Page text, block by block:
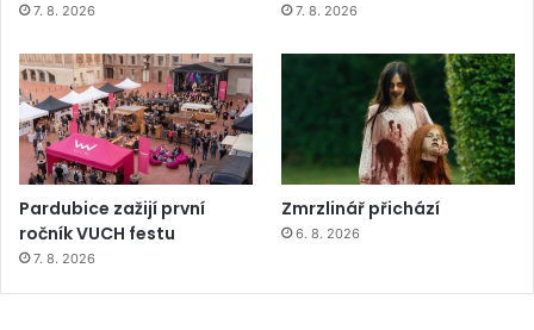
7. 8. 2026 7. 8. 2026
Pardubice zažijí první
ročník VUCH festu
7. 8. 2026
Zmrzlinář přichází
6. 8. 2026